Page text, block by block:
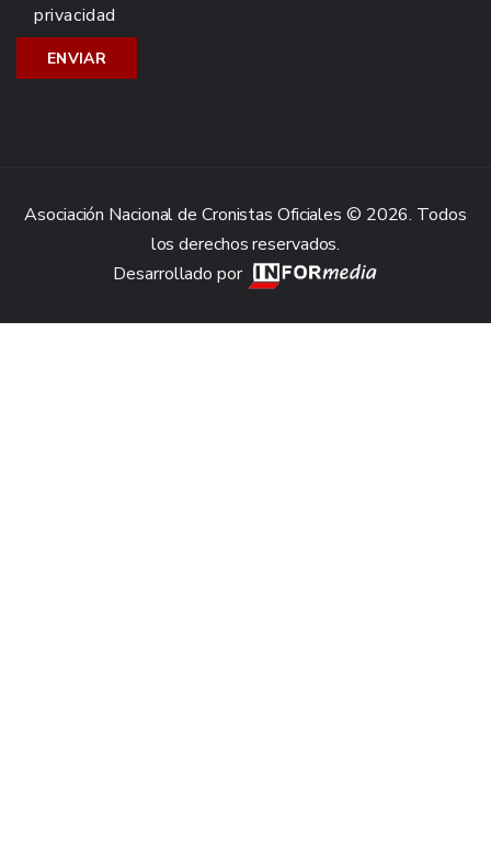
privacidad
Asociación Nacional de Cronistas Oficiales © 2026. Todos
los derechos reservados.
Desarrollado por